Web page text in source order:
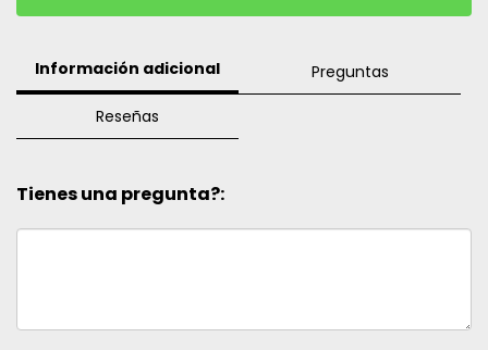
Información adicional Preguntas
Reseñas
Tienes una pregunta?: